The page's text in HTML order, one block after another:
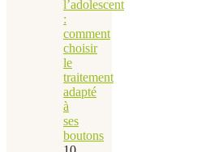
l’adolescent
:
comment
choisir
le
traitement
adapté
à
ses
boutons